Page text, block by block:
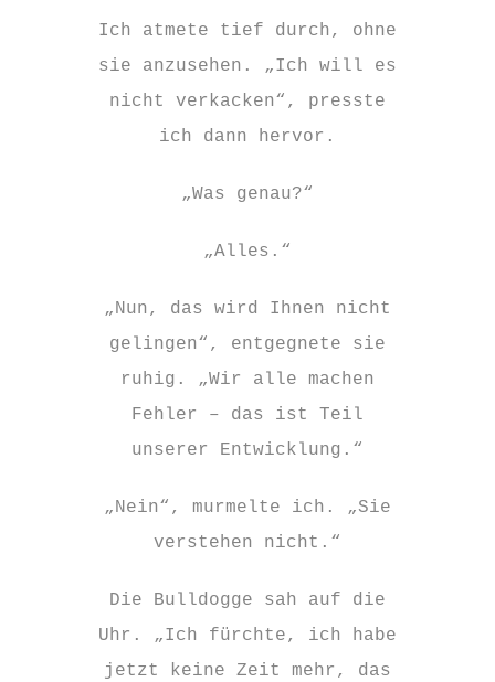
Ich atmete tief durch, ohne
sie anzusehen. „Ich will es
nicht verkacken“, presste
ich dann hervor.
„Was genau?“
„Alles.“
„Nun, das wird Ihnen nicht
gelingen“, entgegnete sie
ruhig. „Wir alle machen
Fehler – das ist Teil
unserer Entwicklung.“
„Nein“, murmelte ich. „Sie
verstehen nicht.“
Die Bulldogge sah auf die
Uhr. „Ich fürchte, ich habe
jetzt keine Zeit mehr, das